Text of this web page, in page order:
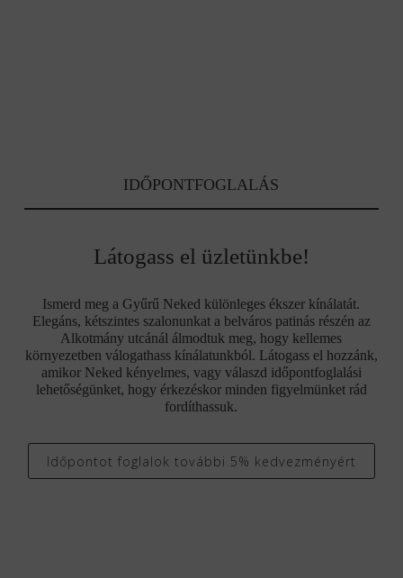
IDŐPONTFOGLALÁS
Látogass el üzletünkbe!
Ismerd meg a Gyűrű Neked különleges ékszer kínálatát.
Elegáns, kétszintes szalonunkat a belváros patinás részén az
Alkotmány utcánál álmodtuk meg, hogy kellemes
környezetben válogathass kínálatunkból. Látogass el hozzánk,
amikor Neked kényelmes, vagy válaszd időpontfoglalási
lehetőségünket, hogy érkezéskor minden figyelmünket rád
fordíthassuk.
Időpontot foglalok további 5% kedvezményért